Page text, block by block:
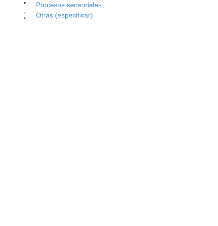
Procesos sensoriales
Otras (especificar)